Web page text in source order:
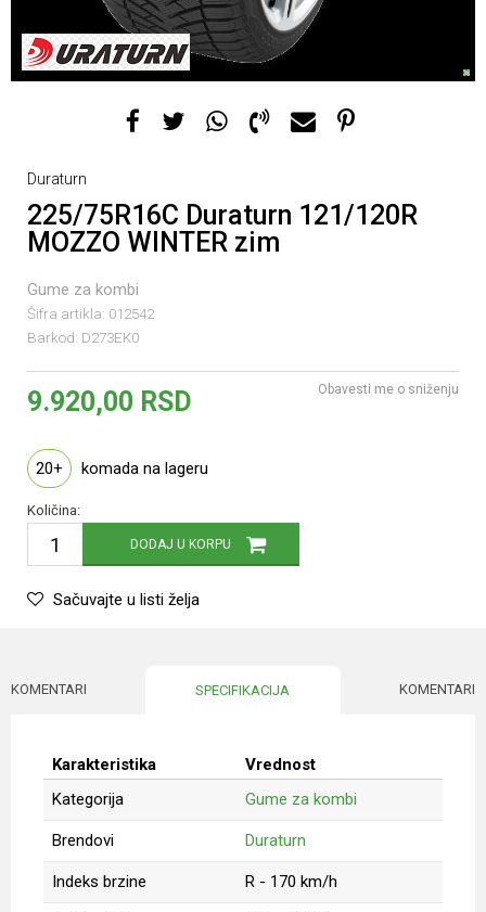
Duraturn
225/75R16C Duraturn 121/120R
MOZZO WINTER zim
Gume za kombi
Šifra artikla: 012542
Barkod: D273EK0
9.920,00 RSD Obavesti me o sniženju
20+ komada na lageru
Količina:
DODAJ U KORPU
Sačuvajte u listi želja
KOMENTARI SPECIFIKACIJA KOMENTARI
Karakteristika
Vrednost
Kategorija
Gume za kombi
Brendovi Duraturn
Indeks brzine R - 170 km/h